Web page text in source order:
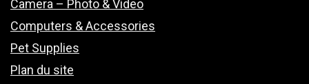
Camera – Photo & Video
Computers & Accessories
Pet Supplies
Plan du site